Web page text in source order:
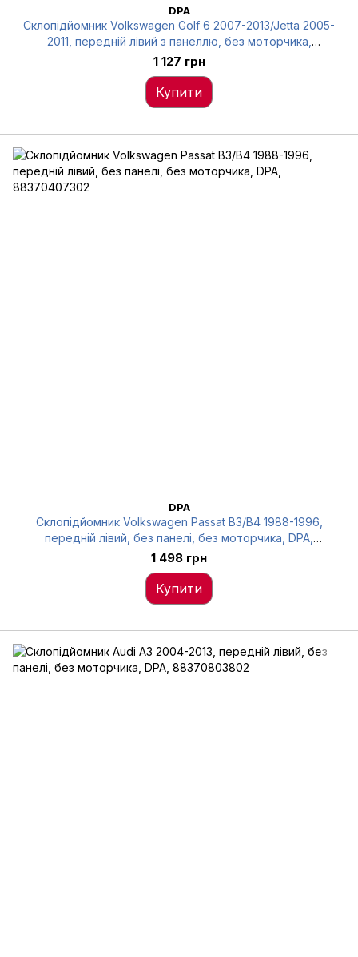
DPA
Склопідйомник Volkswagen Golf 6 2007-2013/Jetta 2005-
2011, передній лівий з панеллю, без моторчика,
електричний, DPA, 88370721702
1 127 грн
Купити
DPA
Склопідйомник Volkswagen Passat B3/B4 1988-1996,
передній лівий, без панелі, без моторчика, DPA,
88370407302
1 498 грн
Купити